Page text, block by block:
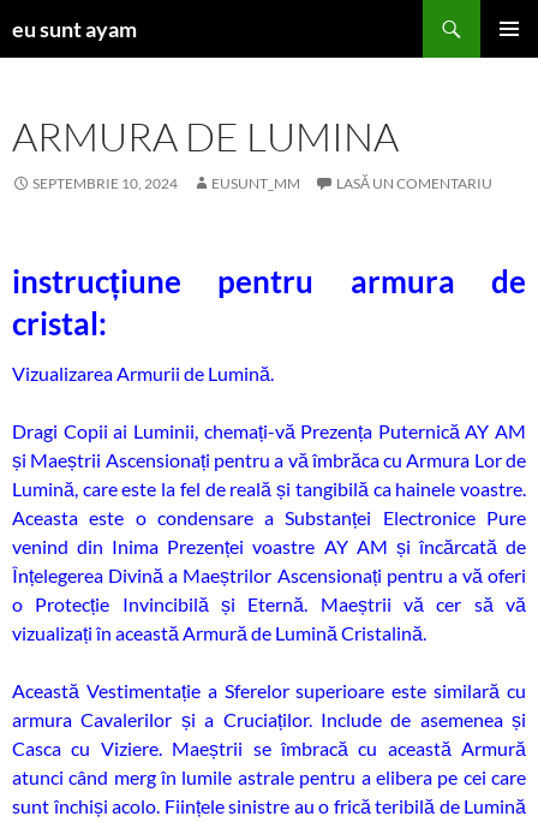
laeu sunt ayam
ARMURA DE LUMINA
SEPTEMBRIE 10, 2024 EUSUNT_MM LASĂ UN COMENTARIU
instrucțiune pentru armura de
cristal:
Vizualizarea Armurii de Lumină.
Dragi Copii ai Luminii, chemați-vă Prezența Puternică AY AM
și Maeștrii Ascensionați pentru a vă îmbrăca cu Armura Lor de
Lumină, care este la fel de reală și tangibilă ca hainele voastre.
Aceasta este o condensare a Substanței Electronice Pure
venind din Inima Prezenței voastre AY AM și încărcată de
Înțelegerea Divină a Maeștrilor Ascensionați pentru a vă oferi
o Protecție Invincibilă și Eternă. Maeștrii vă cer să vă
vizualizați în această Armură de Lumină Cristalină.
Această Vestimentație a Sferelor superioare este similară cu
armura Cavalerilor și a Cruciaților. Include de asemenea și
Casca cu Viziere. Maeștrii se îmbracă cu această Armură
atunci când merg în lumile astrale pentru a elibera pe cei care
sunt închiși acolo. Ființele sinistre au o frică teribilă de Lumină